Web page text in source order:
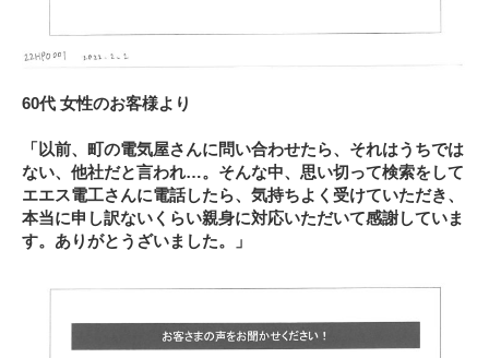
60代 女性のお客様より
「以前、町の電気屋さんに問い合わせたら、それはうちでは
ない、他社だと言われ…。そんな中、思い切って検索をして
エエス電工さんに電話したら、気持ちよく受けていただき、
本当に申し訳ないくらい親身に対応いただいて感謝していま
す。ありがとうざいました。」